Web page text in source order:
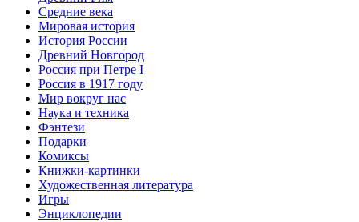
Средние века
Мировая история
История России
Древний Новгород
Россия при Петре I
Россия в 1917 году
Мир вокруг нас
Наука и техника
Фэнтези
Подарки
Комиксы
Книжки-картинки
Художественная литература
Игры
Энциклопедии